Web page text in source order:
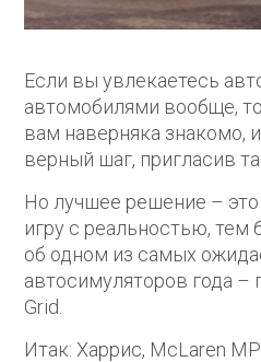
Если вы увлекаетесь
автомобилями вообще,
вам наверняка знакомо,
верный шаг, пригласив
Но лучшее решение –
игру с реальностью, тем
об одном из самых
автосимуляторов года –
Grid.
Итак: Харрис, McLaren